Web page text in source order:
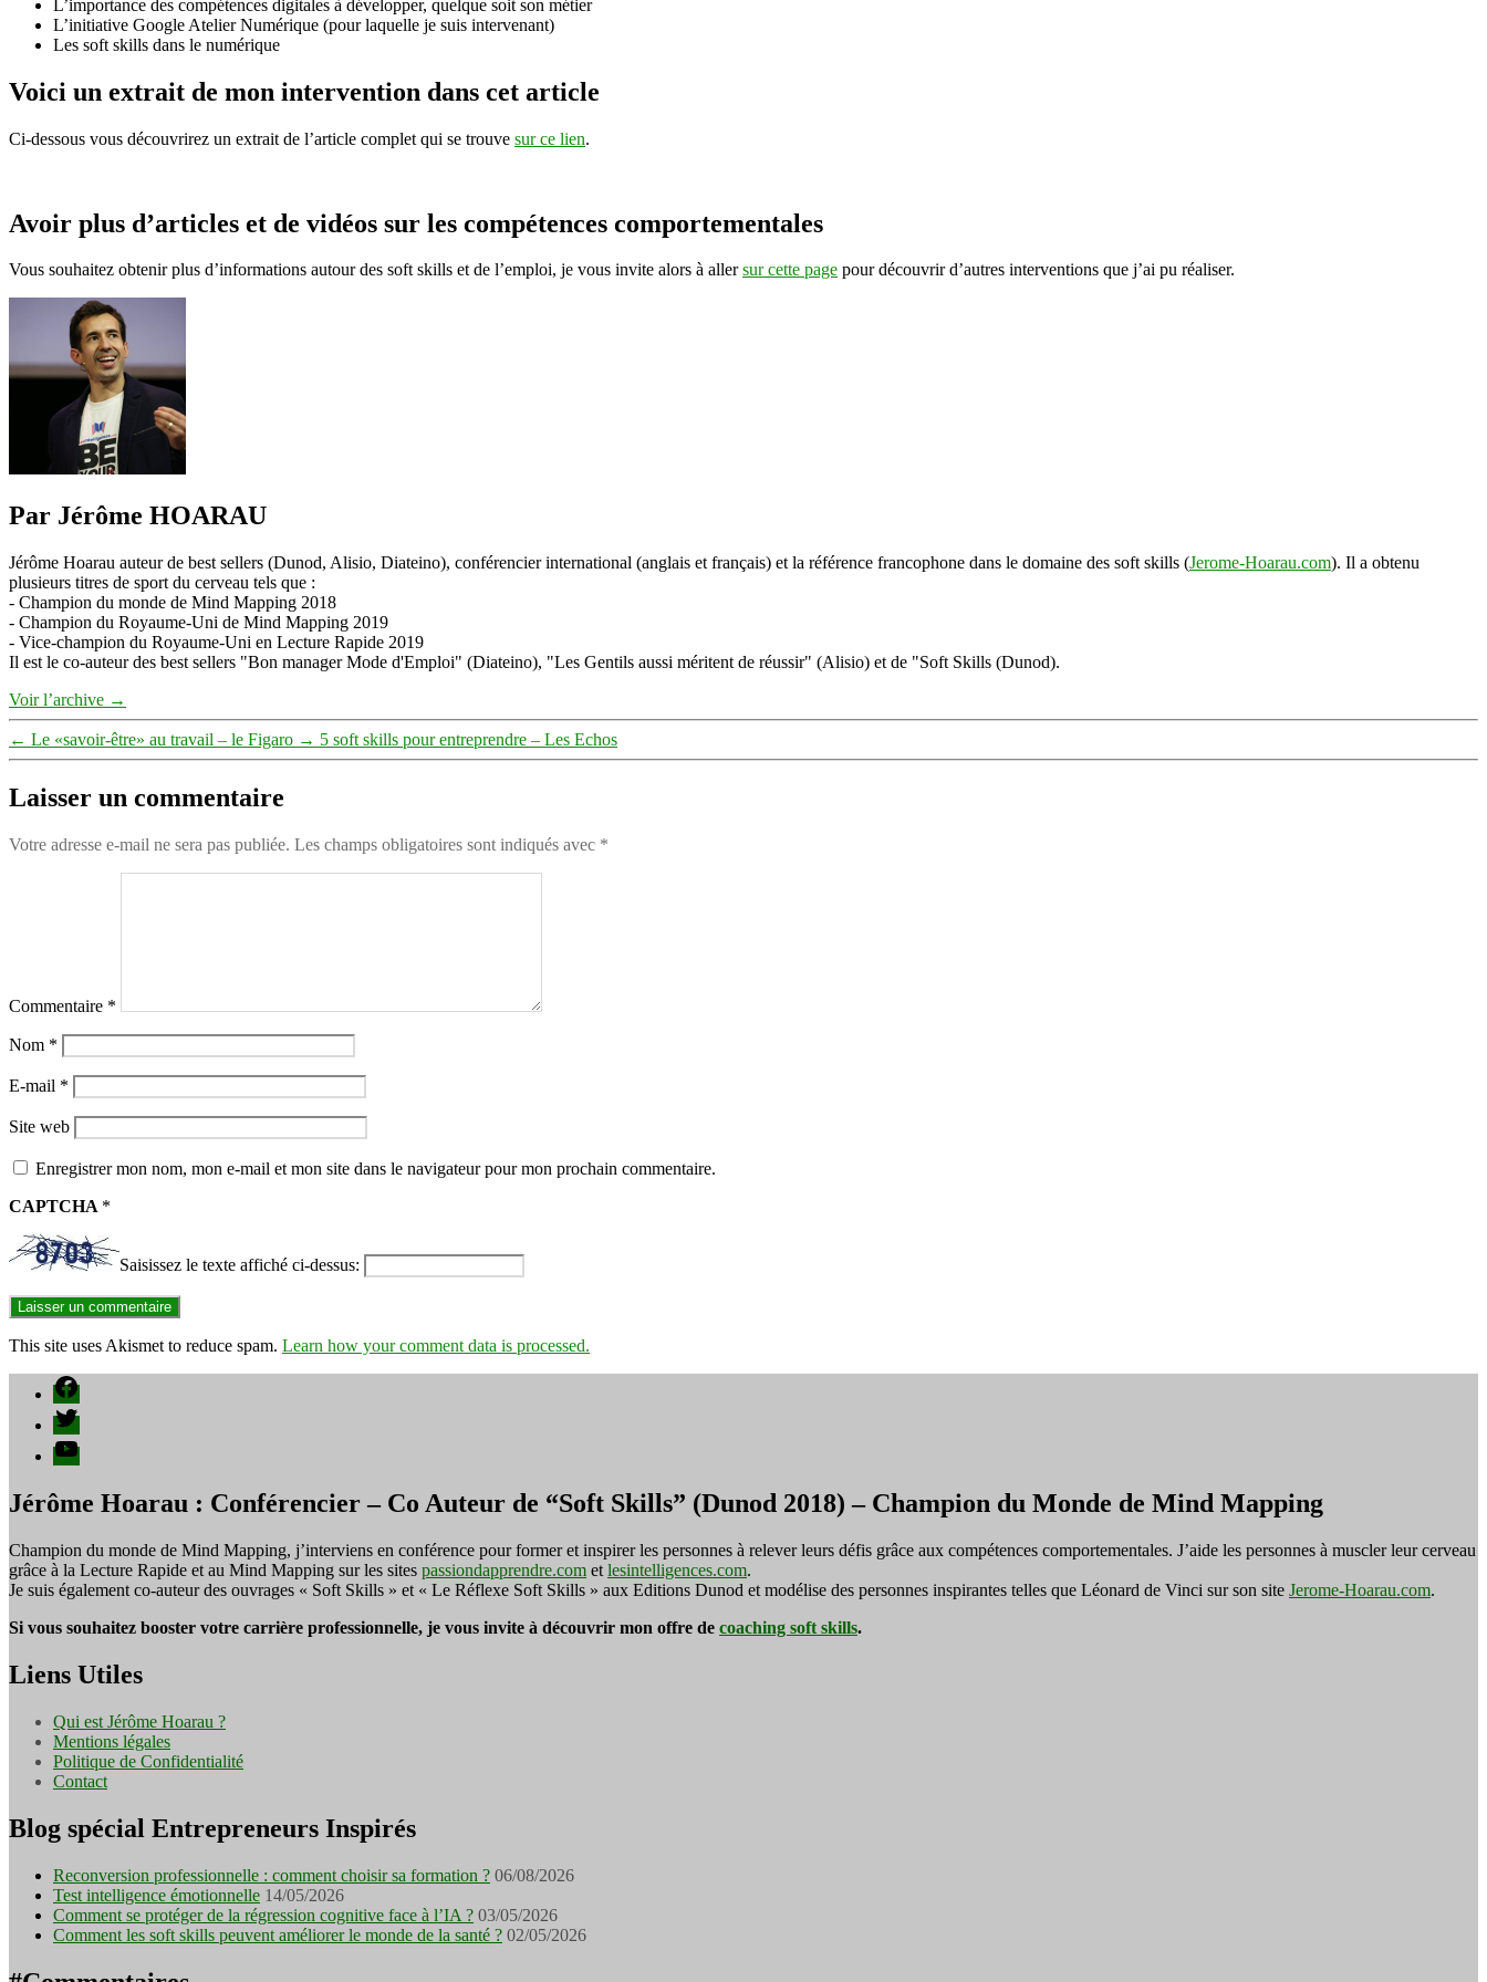
L’importance des compétences digitales à développer, quelque soit son métier
L’initiative Google Atelier Numérique (pour laquelle je suis intervenant)
Les soft skills dans le numérique
Voici un extrait de mon intervention dans cet article
Ci-dessous vous découvrirez un extrait de l’article complet qui se trouve sur ce lien.
Avoir plus d’articles et de vidéos sur les compétences comportementales
Vous souhaitez obtenir plus d’informations autour des soft skills et de l’emploi, je vous invite alors à allersur cette page pour découvrir d’autres interventions que j’ai pu réaliser.
Par Jérôme HOARAU
Jérôme Hoarau auteur de best sellers (Dunod, Alisio, Diateino), conférencier international (anglais et français) et la référence francophone dans le domaine des soft skills (Jerome-Hoarau.com). Il a obtenu
plusieurs titres de sport du cerveau tels que :
- Champion du monde de Mind Mapping 2018
- Champion du Royaume-Uni de Mind Mapping 2019
- Vice-champion du Royaume-Uni en Lecture Rapide 2019
Il est le co-auteur des best sellers "Bon manager Mode d'Emploi" (Diateino), "Les Gentils aussi méritent de réussir" (Alisio) et de "Soft Skills (Dunod).
Voir l’archive →
← Le «savoir-être» au travail – le Figaro → 5 soft skills pour entreprendre – Les Echos
Laisser un commentaire
Votre adresse e-mail ne sera pas publiée. Les champs obligatoires sont indiqués avec *
Commentaire *
Nom *
E-mail *
Site web
Enregistrer mon nom, mon e-mail et mon site dans le navigateur pour mon prochain commentaire.
CAPTCHA *
Saisissez le texte affiché ci-dessus:
This site uses Akismet to reduce spam. Learn how your comment data is processed.
Facebook
Twitter
YouTube
Jérôme Hoarau : Conférencier – Co Auteur de “Soft Skills” (Dunod 2018) – Champion du Monde de Mind Mapping
Champion du monde de Mind Mapping, j’interviens en conférence pour former et inspirer les personnes à relever leurs défis grâce aux compétences comportementales. J’aide les personnes à muscler leur cerveau
grâce à la Lecture Rapide et au Mind Mapping sur les sites passiondapprendre.com et lesintelligences.com.
Je suis également co-auteur des ouvrages « Soft Skills » et « Le Réflexe Soft Skills » aux Editions Dunod et modélise des personnes inspirantes telles que Léonard de Vinci sur son site Jerome-Hoarau.com.
Si vous souhaitez booster votre carrière professionnelle, je vous invite à découvrir mon offre de coaching soft skills.
Liens Utiles
Qui est Jérôme Hoarau ?
Mentions légales
Politique de Confidentialité
Contact
Blog spécial Entrepreneurs Inspirés
Reconversion professionnelle : comment choisir sa formation ? 06/08/2026
Test intelligence émotionnelle 14/05/2026
Comment se protéger de la régression cognitive face à l’IA ? 03/05/2026
Comment les soft skills peuvent améliorer le monde de la santé ? 02/05/2026